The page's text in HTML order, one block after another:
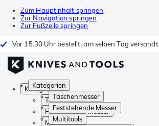
Zum Hauptinhalt springen
Zur Navigation springen
Zur Fußzeile springen
Vor 15.30 Uhr bestellt, am selben Tag versandt
Kategorien
Taschenmesser
Feststehende Messer
Multitools
Kategorien
Taschenmesser
Feststehende Messer
Multitools